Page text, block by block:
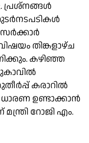
പ്രശ്നങ്ങൾ
തിങ്കളാഴ്ച
കഴിഞ്ഞ
കരാറിൽ
ഉണ്ടാക്കാൻ
റോജി എം.